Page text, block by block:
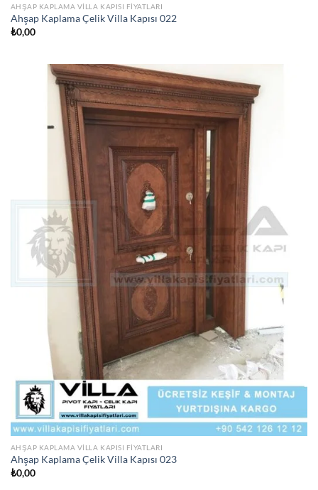
AHŞAP KAPLAMA VILLA KAPISI FIYATLARI
Ahşap Kaplama Çelik Villa Kapısı 022
₺0,00
AHŞAP KAPLAMA VILLA KAPISI FIYATLARI
Ahşap Kaplama Çelik Villa Kapısı 023
₺0,00